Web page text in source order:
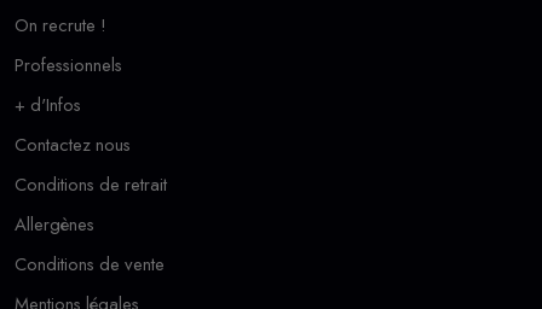
On recrute !
Professionnels
+ d'Infos
Contactez nous
Conditions de retrait
Allergènes
Conditions de vente